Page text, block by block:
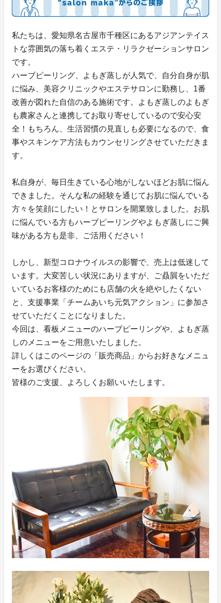
私たちは、愛知県名古屋市千種区にあるアジアンテイス
トな雰囲気の落ち着くエステ・リラクゼーションサロン
です。
ハーブピーリング、よもぎ蒸しが人気で、自分自身が肌
に悩み、美容クリニックやエステサロンに勤務し、1番
改善が図れた自信のある施術です。よもぎ蒸しのよもぎ
も農家さんと連携してお取り寄せしているので安心安
全！もちろん、生活習慣の見直しも必要になるので、食
事やスキンケア方法もカウンセリングさせていただきま
す。
私自身が、毎日生きている心地がしないほどお肌に悩ん
できました。そんな私の経験を通じてお肌に悩んでいる
方々を笑顔にしたい！とサロンを開業致しました。お肌
に悩んでいる方もハーブピーリングやよもぎ蒸しにご興
味がある方も是非、ご活用ください！
しかし、新型コロナウイルスの影響で、売上は低迷して
います。大変苦しい状況にありますが、ご贔屓をいただ
いているお客様のためにも店舗の火を絶やしたくない
と、支援事業「チームあいち元気アクション」に参加さ
せていただくことになりました。
今回は、看板メニューのハーブピーリングや、よもぎ蒸
しのメニューをご用意いたしました。
詳しくはこのページの「販売商品」からお好きなメニュ
ーをお選びください。
皆様のご支援、よろしくお願いいたします。